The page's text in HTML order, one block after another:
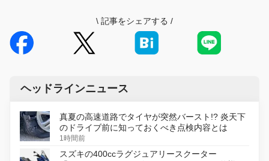
\ 記事をシェアする /
ヘッドラインニュース
真夏の高速道路でタイヤが突然バースト!? 炎天下
のドライブ前に知っておくべき点検内容とは
1時間前
スズキの400ccラグジュアリースクーター